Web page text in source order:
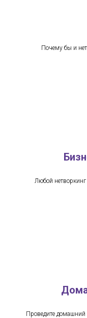
Почему бы и
Любой
Проведите домашний